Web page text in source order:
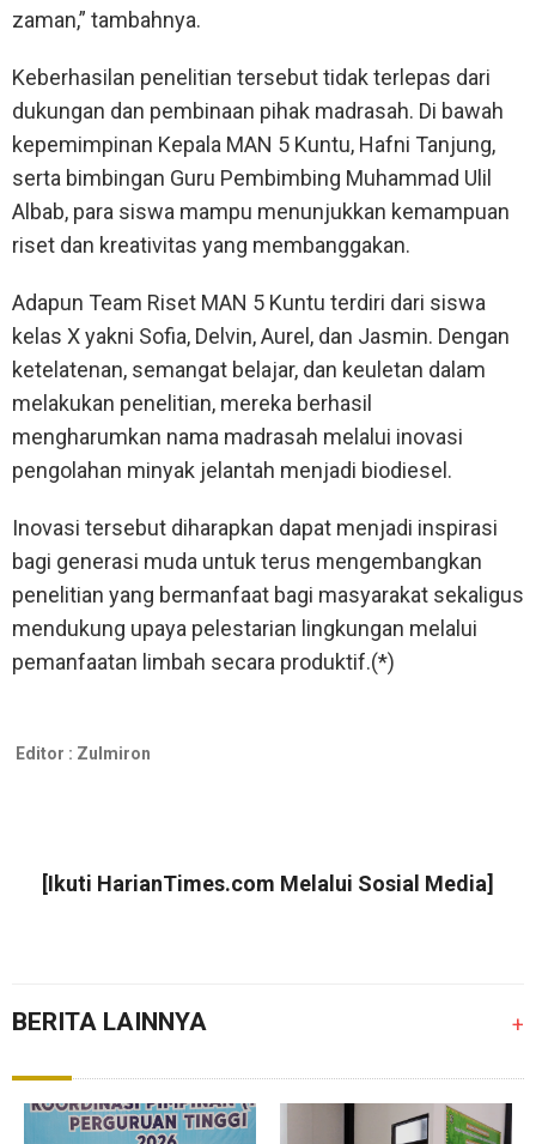
zaman,” tambahnya.
Keberhasilan penelitian tersebut tidak terlepas dari
dukungan dan pembinaan pihak madrasah. Di bawah
kepemimpinan Kepala MAN 5 Kuntu, Hafni Tanjung,
serta bimbingan Guru Pembimbing Muhammad Ulil
Albab, para siswa mampu menunjukkan kemampuan
riset dan kreativitas yang membanggakan.
Adapun Team Riset MAN 5 Kuntu terdiri dari siswa
kelas X yakni Sofia, Delvin, Aurel, dan Jasmin. Dengan
ketelatenan, semangat belajar, dan keuletan dalam
melakukan penelitian, mereka berhasil
mengharumkan nama madrasah melalui inovasi
pengolahan minyak jelantah menjadi biodiesel.
Inovasi tersebut diharapkan dapat menjadi inspirasi
bagi generasi muda untuk terus mengembangkan
penelitian yang bermanfaat bagi masyarakat sekaligus
mendukung upaya pelestarian lingkungan melalui
pemanfaatan limbah secara produktif.(*)
Editor : Zulmiron
[Ikuti HarianTimes.com Melalui Sosial Media]
BERITA LAINNYA +